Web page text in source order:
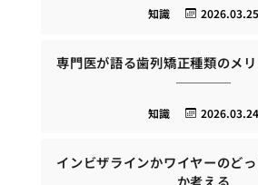
2026.03.25
知識
専門医が語る歯列矯正種類のメ
2026.03.24
知識
インビザラインかワイヤーのど
か考える